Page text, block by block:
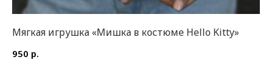
Мягкая игрушка «Мишка в костюме Hello Kitty»
950 р.
Доставка и оплата
Контакты
КЛИЕНТАМ
Договор оферты
ДОКУМЕНТЫ